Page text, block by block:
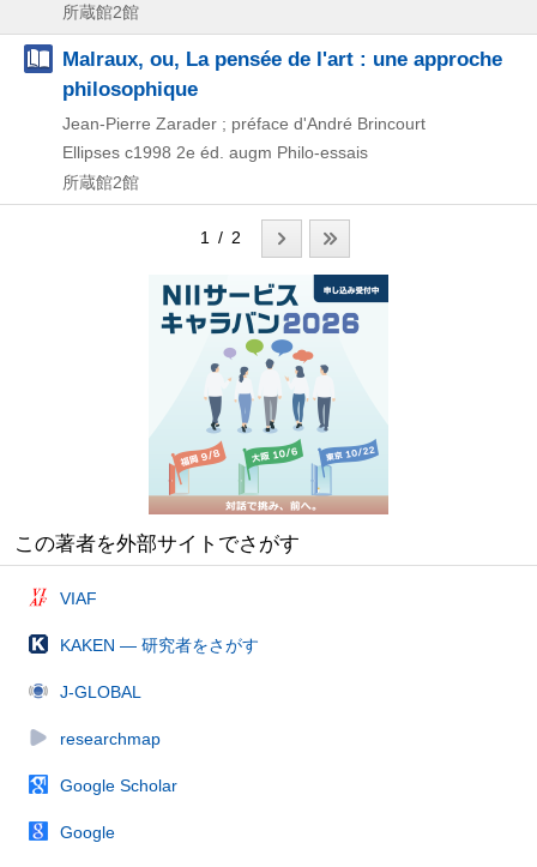
所蔵館2館
Malraux, ou, La pensée de l'art : une approche
philosophique
Jean-Pierre Zarader ; préface d'André Brincourt
Ellipses c1998 2e éd. augm Philo-essais
所蔵館2館
1 / 2
この著者を外部サイトでさがす
VIAF
KAKEN — 研究者をさがす
J-GLOBAL
researchmap
Google Scholar
Google